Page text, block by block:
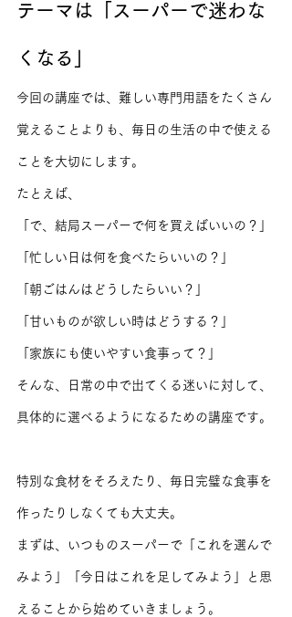
テーマは「スーパーで迷わな
くなる」
今回の講座では、難しい専門用語をたくさん
覚えることよりも、毎日の生活の中で使える
ことを大切にします。
たとえば、
「で、結局スーパーで何を買えばいいの？」
「忙しい日は何を食べたらいいの？」
「朝ごはんはどうしたらいい？」
「甘いものが欲しい時はどうする？」
「家族にも使いやすい食事って？」
そんな、日常の中で出てくる迷いに対して、
具体的に選べるようになるための講座です。
特別な食材をそろえたり、毎日完璧な食事を
作ったりしなくても大丈夫。
まずは、いつものスーパーで「これを選んで
みよう」「今日はこれを足してみよう」と思
えることから始めていきましょう。